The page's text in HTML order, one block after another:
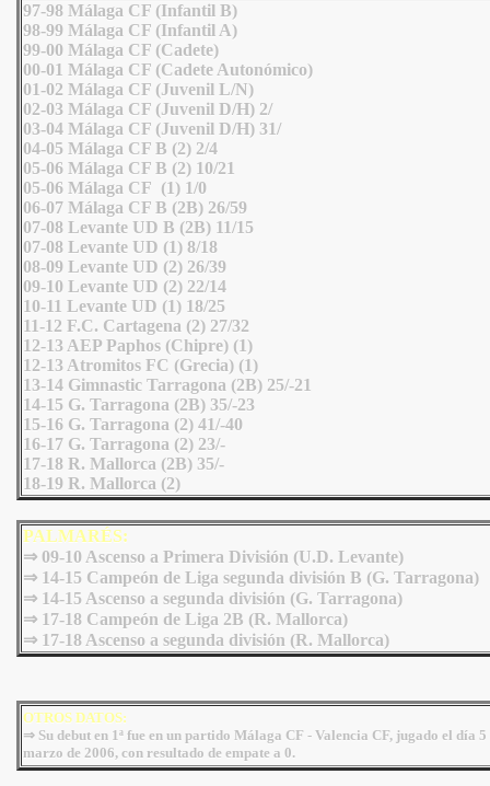
97-98 Málaga CF (Infantil B)
98-99 Málaga CF (Infantil A)
99-00 Málaga CF (Cadete)
00-01 Málaga CF (Cadete Autonómico)
01-02 Málaga CF (Juvenil L/N)
02-03 Málaga CF (Juvenil D/H) 2/
03-04 Málaga CF (Juvenil D/H) 31/
04-05 Málaga CF B (2) 2/4
05-06 Málaga CF B (2) 10/21
05-06 Málaga CF (1) 1/0
06-07 Málaga CF B (2B) 26/59
07-08 Levante UD B (2B) 11/15
07-08 Levante UD (1) 8/18
08-09 Levante UD (2) 26/39
09-10 Levante UD (2) 22/14
10-11 Levante UD (1) 18/25
11-12 F.C. Cartagena (2) 27/32
12-13 AEP Paphos (Chipre) (1)
12-13 Atromitos FC (Grecia) (1)
13-14 Gimnastic Tarragona (2B) 25/-21
14-15 G. Tarragona (2B) 35/-23
15-16 G. Tarragona (2) 41/-40
16-17 G. Tarragona (2) 23/-
17-18 R. Mallorca (2B) 35/-
18-19 R. Mallorca (2)
PALMARÉS:
⇒ 09-10 Ascenso a Primera División (U.D. Levante)
⇒ 14-15 Campeón de Liga segunda división B (G. Tarragona)
⇒ 14-15 Ascenso a segunda división (G. Tarragona)
⇒ 17-18 Campeón de Liga 2B (R. Mallorca)
⇒ 17-18 Ascenso a segunda división (R. Mallorca)
OTROS DATOS:
⇒ Su debut en 1ª fue en un partido Málaga CF - Valencia CF, jugado el día 5
marzo de 2006, con resultado de empate a 0.